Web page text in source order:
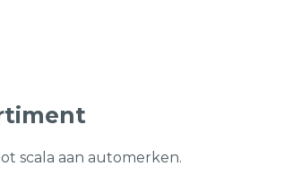
scala aan automerken.